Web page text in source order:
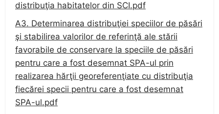
distribuţia habitatelor din SCI.pdf
A3. Determinarea distribuţiei speciilor de păsări
şi stabilirea valorilor de referinţă ale stării
favorabile de conservare la speciile de păsări
pentru care a fost desemnat SPA-ul prin
realizarea hărţii georeferenţiate cu distribuţia
fiecărei specii pentru care a fost desemnat
SPA-ul.pdf